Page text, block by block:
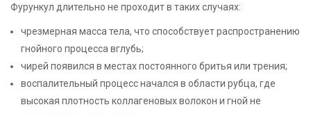
Фурункул длительно не проходит в таких случаях:
чрезмерная масса тела, что способствует распространению
гнойного процесса вглубь;
чирей появился в местах постоянного бритья или трения;
воспалительный процесс начался в области рубца, где
высокая плотность коллагеновых волокон и гной не